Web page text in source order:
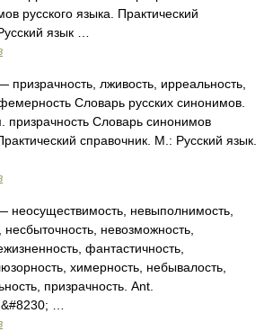
русского языка. Практический
язык …
призрачность, лживость, ирреальность,
Словарь русских синонимов.
призрачность Словарь синонимов
справочник. М.: Русский язык.
неосуществимость, невыполнимость,
невозможность,
фантастичность,
химерность, небывалость,
призрачность. Ant.
…